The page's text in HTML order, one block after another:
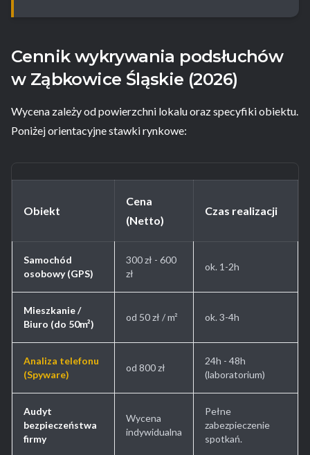
Cennik wykrywania podsłuchów
w Ząbkowice Śląskie (2026)
Wycena zależy od powierzchni lokalu oraz specyfiki obiektu.
Poniżej orientacyjne stawki rynkowe:
Obiekt
Cena
(Netto)
Czas realizacji
Samochód
osobowy (GPS)
300 zł - 600
zł
ok. 1-2h
Mieszkanie /
Biuro (do 50m²)
od 50 zł / m² ok. 3-4h
Analiza telefonu
(Spyware)
od 800 zł
24h - 48h
(laboratorium)
Audyt
bezpieczeństwa
firmy
Wycena
indywidualna
Pełne
zabezpieczenie
spotkań.